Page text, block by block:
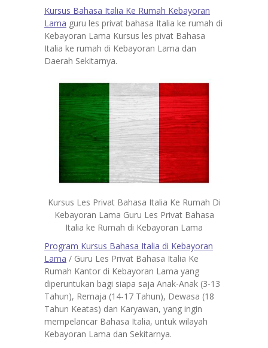
Kursus Bahasa Italia Ke Rumah Kebayoran
Lama guru les privat bahasa Italia ke rumah di
Kebayoran Lama Kursus les pivat Bahasa
Italia ke rumah di Kebayoran Lama dan
Daerah Sekitarnya.
Kursus Les Privat Bahasa Italia Ke Rumah Di
Kebayoran Lama Guru Les Privat Bahasa
Italia ke Rumah di Kebayoran Lama
Program Kursus Bahasa Italia di Kebayoran
Lama / Guru Les Privat Bahasa Italia Ke
Rumah Kantor di Kebayoran Lama yang
diperuntukan bagi siapa saja Anak-Anak (3-13
Tahun), Remaja (14-17 Tahun), Dewasa (18
Tahun Keatas) dan Karyawan, yang ingin
mempelancar Bahasa Italia, untuk wilayah
Kebayoran Lama dan Sekitarnya.